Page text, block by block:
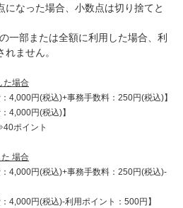
になった場合、小数点は切り捨てと
一部または全額に利用した場合、利
ません。
た場合
4,000円(税込)+事務手数料：250円(税込)】
4,000円(税込)】
ポイント
場合
4,000円(税込)+事務手数料：250円(税込)-
4,000円(税込)-利用ポイント：500円】